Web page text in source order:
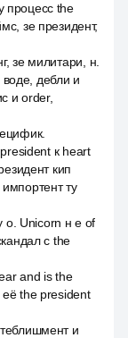
процесс the
зе президент,
зе милитари, н.
дебли и
и order,
к heart
кип
ту
о. Unicorn н е of
с the
and is the
её the president
и